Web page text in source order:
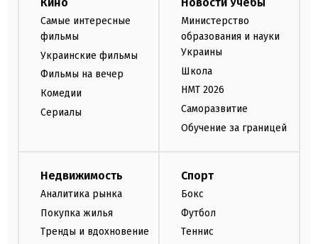
Самые интересные
фильмы
Украинские фильмы
Фильмы на вечер
Комедии
Сериалы
Министерство
образования и науки
Украины
Школа
НМТ 2026
Саморазвитие
Обучение за границей
Недвижимость
Аналитика рынка
Покупка жилья
Тренды и вдохновение
Спорт
Бокс
Футбол
Теннис